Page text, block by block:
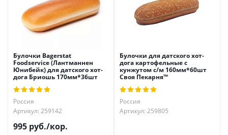
Булочки Bagerstat
Foodservice (Лантманнен
Юнибейк) для датского хот-
дога Бриошь 170мм*36шт
Россия
Артикул: 259142
995 руб./кор.
Булочки для датского хот-
дога картофельные с
кунжутом с/м 160мм*60шт
Своя Пекарня™
Россия
Артикул: 259805